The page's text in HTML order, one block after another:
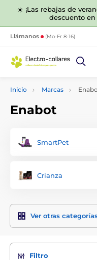
☀️ ¡Las rebajas de
descuento
Llámanos (Mo-Fr 8-16)
Inicio Marcas
Enabot
SmartPet
Crianza
Ver otras
Filtro